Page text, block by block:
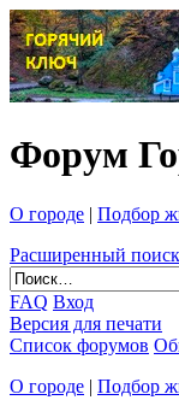
Форум
О городе | Подбор
Расширенный поиск
FAQ Вход
Версия для печати
Список форумов
О городе | Подбор